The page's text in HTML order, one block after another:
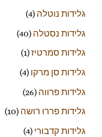
גלידות נוטלה (4)
גלידות נסטלה (40)
גלידות סמרטיז(1)
גלידות סן מרקו (4)
גלידות פרווה (26)
גלידות פררו רושה (10)
גלידות קדבורי (4)